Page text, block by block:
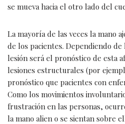
se mueva hacia el otro lado del
La mayoría de las veces la mano
de los pacientes. Dependiendo de
lesión será el pronóstico de esta
lesiones estructurales (por
pronóstico que pacientes con
Como los movimientos
frustración en las personas,
la mano alien o se sientan sobre